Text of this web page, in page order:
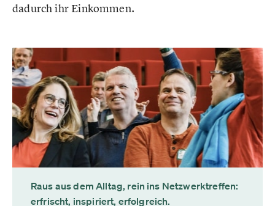
dadurch ihr Einkommen.
Raus aus dem Alltag, rein ins Netzwerktreffen:
erfrischt, inspiriert, erfolgreich.